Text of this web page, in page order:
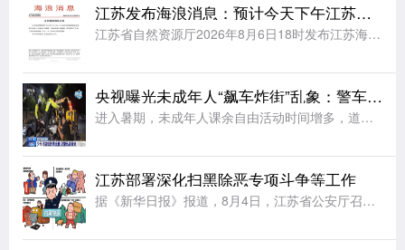
江苏发布海浪消息：预计今天下午江苏海域将有大到巨浪
江苏省自然资源厅2026年8月6日18时发布江苏海域海浪消息：受今年第13号台风“白海豚”(强台风级)的影响，预计明天下午起，江苏海域将出现一次2.5～4.5米的大到巨浪过程。请有关单位和人员做好防范
央视曝光未成年人“飙车炸街”乱象：警车旁烧胎、5人挤骑电动车、改装电摩炫技；多地交警开展查处
进入暑期，未成年人课余自由活动时间增多，道路交通安全风险随之大幅增大。有的未成年人在公共道路危险驾车、违法载人、拍摄炫技视频 ，扰乱正常通行秩序，为出行安全带来极大隐患。违法载人，拍摄炫技警惕未成年人
江苏部署深化扫黑除恶专项斗争等工作
据《新华日报》报道，8月4日，江苏省公安厅召开全省公安机关视频调度会，部署深化扫黑除恶专项斗争、打击治理电信网络诈骗犯罪和有关专项打击整治等工作。会议要求，全力打好扫黑除恶攻坚仗。严打整治软暴力催收、